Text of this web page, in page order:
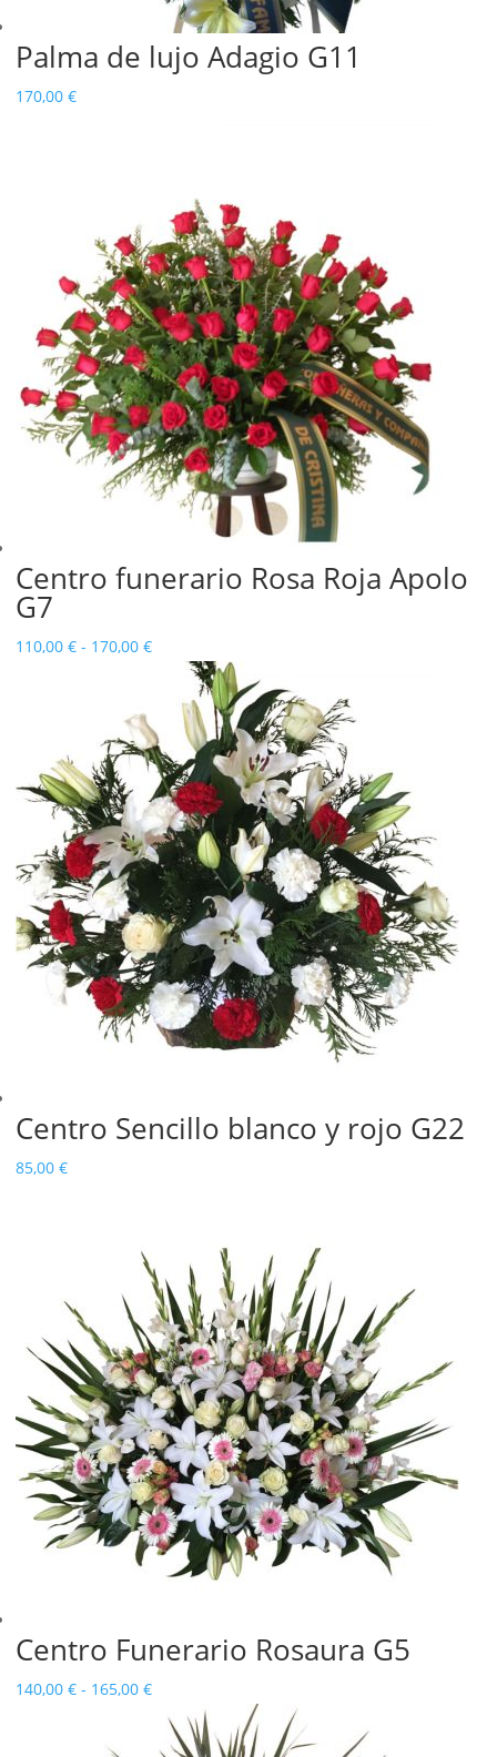
Palma de lujo Adagio G11
170,00 €
Centro funerario Rosa Roja Apolo
G7
110,00 € - 170,00 €Rango
precios:
desde
110,00 €
hasta
170,00 €
Centro Sencillo blanco y rojo G22
85,00 €
Centro Funerario Rosaura G5
140,00 € - 165,00 €Rango
de
precios: